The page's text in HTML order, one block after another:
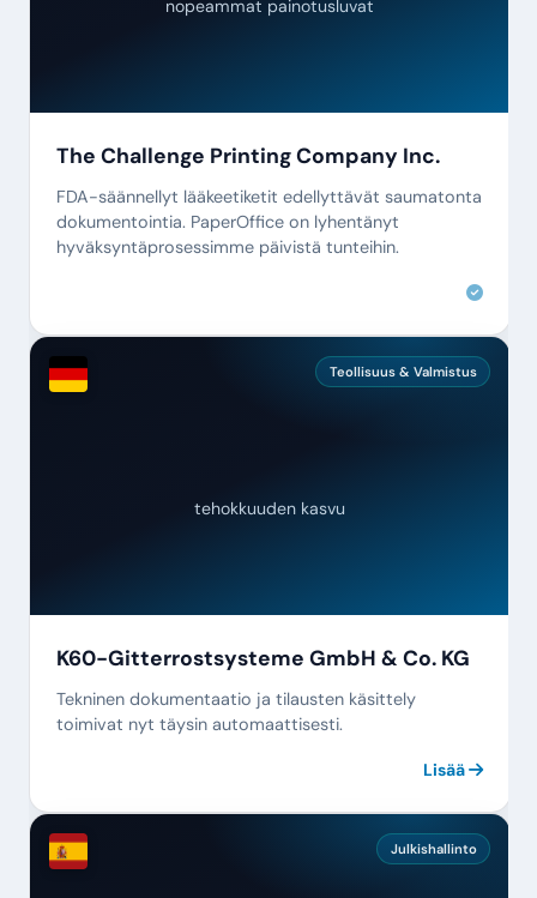
nopeammat painotusluvat
The Challenge Printing Company Inc.
FDA-säännellyt lääkeetiketit edellyttävät saumatonta
dokumentointia. PaperOffice on lyhentänyt
hyväksyntäprosessimme päivistä tunteihin.
Teollisuus & Valmistus
tehokkuuden kasvu
K60-Gitterrostsysteme GmbH & Co. KG
Tekninen dokumentaatio ja tilausten käsittely
toimivat nyt täysin automaattisesti.
Lisää
Julkishallinto